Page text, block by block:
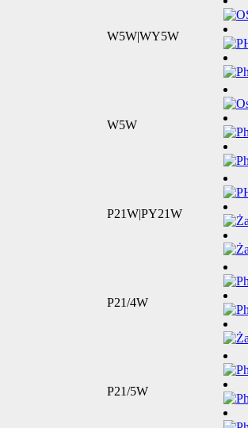
W5W|WY5W
W5W
P21W|PY21W
P21/4W
P21/5W